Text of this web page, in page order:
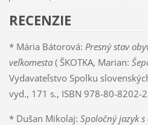
RECENZIE
* Mária Bátorová: Presný stav
veľkomesta( ŠKOTKA, Marian:
Vydavateľstvo Spolku
vyd., 171 s., ISBN 978-80-8202-
* Dušan Mikolaj: Spoločný jazyk